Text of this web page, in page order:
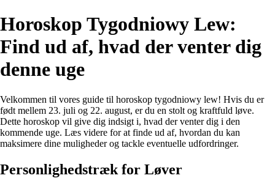
Horoskop Tygodniowy Lew:
Find ud af, hvad der venter dig
denne uge
Velkommen til vores guide til horoskop tygodniowy lew! Hvis du er
født mellem 23. juli og 22. august, er du en stolt og kraftfuld løve.
Dette horoskop vil give dig indsigt i, hvad der venter dig i den
kommende uge. Læs videre for at finde ud af, hvordan du kan
maksimere dine muligheder og tackle eventuelle udfordringer.
Personlighedstræk for Løver